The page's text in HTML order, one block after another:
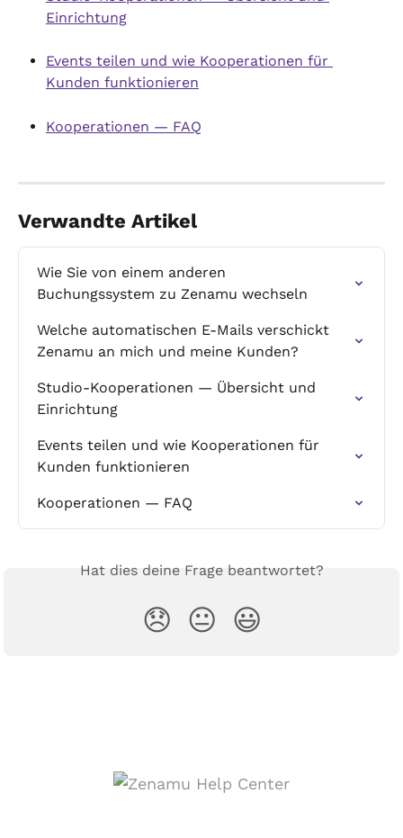
Einrichtung
Events teilen und wie Kooperationen für
Kunden funktionieren
Kooperationen — FAQ
Verwandte Artikel
Wie Sie von einem anderen
Buchungssystem zu Zenamu wechseln
Welche automatischen E-Mails verschickt
Zenamu an mich und meine Kunden?
Studio-Kooperationen — Übersicht und
Einrichtung
Events teilen und wie Kooperationen für
Kunden funktionieren
Kooperationen — FAQ
Hat dies deine Frage beantwortet?
😞 😐 😃